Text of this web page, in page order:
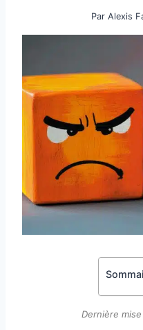
Par Alexis
Dernière